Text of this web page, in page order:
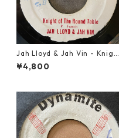
Jah Lloyd & Jah Vin - Knigh
t Of The Round Table【7-21
908】
¥4,800